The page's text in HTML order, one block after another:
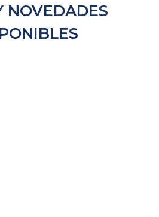
NOVEDADES